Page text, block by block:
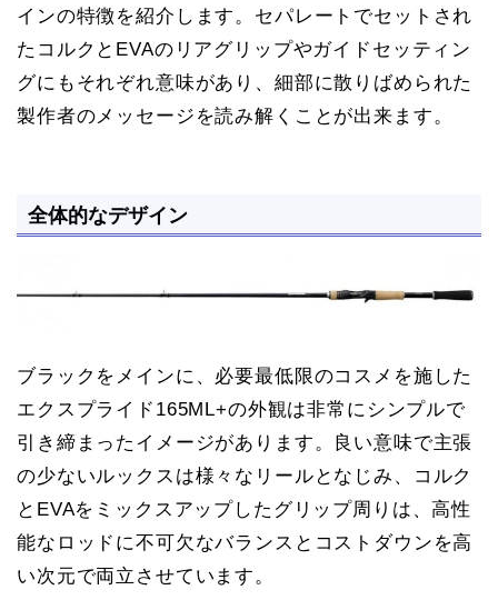
インの特徴を紹介します。セパレートでセットされ
たコルクとEVAのリアグリップやガイドセッティン
グにもそれぞれ意味があり、細部に散りばめられた
製作者のメッセージを読み解くことが出来ます。
全体的なデザイン
ブラックをメインに、必要最低限のコスメを施した
エクスプライド165ML+の外観は非常にシンプルで
引き締まったイメージがあります。良い意味で主張
の少ないルックスは様々なリールとなじみ、コルク
とEVAをミックスアップしたグリップ周りは、高性
能なロッドに不可欠なバランスとコストダウンを高
い次元で両立させています。